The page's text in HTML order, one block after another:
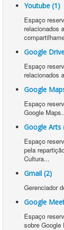
Youtube (1)
Espaço
relacionados
Google
Espaço
relacionados
Google
Espaço
Google
Google Arts
Espaço
pela
Cultura...
Gmail (2)
Gerenciador
Google
Espaço
sobre Google